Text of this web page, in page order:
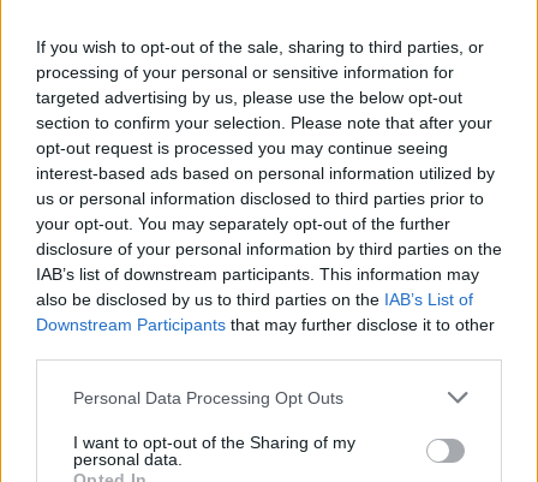
If you wish to opt-out of the sale, sharing to third parties, or
processing of your personal or sensitive information for
targeted advertising by us, please use the below opt-out
section to confirm your selection. Please note that after your
opt-out request is processed you may continue seeing
interest-based ads based on personal information utilized by
us or personal information disclosed to third parties prior to
your opt-out. You may separately opt-out of the further
disclosure of your personal information by third parties on the
IAB’s list of downstream participants. This information may
also be disclosed by us to third parties on the IAB’s List of
Downstream Participants that may further disclose it to other
Please note that this website/app uses one or more Google
not limited to your visit or usage behaviour. You may click to
grant or deny consent to Google and its third-party tags to
Personal Data Processing Opt Outs
I want to opt-out of the Sharing of my
personal data.
ΑΙΧΜΕΣ
ΑΙΧΜΕΣ: Και άλλες αποχωρήσεις και
άλλες συμφωνίες
Το Καλοκαίρι αυτό στα ΜΜΕ θυμίζει αίθουσα αφίξεων και
αναχωρήσεων αεροδρομίου. Άλλοι γνωρίζουν τον προορισμό
άλλου καταλήγουν σε άλλο σημείο. Η κινητικότητα είναι
συνάρτηση πολλών παραγόντων, ορισμένοι εκ των οποίων
δεν είναι ορατοί προς το παρόν. Λέγεται πως ο Ιβάν Σαββίδης